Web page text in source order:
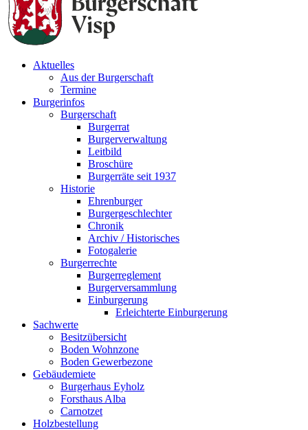
Aktuelles
Aus der Burgerschaft
Termine
Burgerinfos
Burgerschaft
Burgerrat
Burgerverwaltung
Leitbild
Broschüre
Burgerräte seit 1937
Historie
Ehrenburger
Burgergeschlechter
Chronik
Archiv / Historisches
Fotogalerie
Burgerrechte
Burgerreglement
Burgerversammlung
Einburgerung
Erleichterte Einburgerung
Sachwerte
Besitzübersicht
Boden Wohnzone
Boden Gewerbezone
Gebäudemiete
Burgerhaus Eyholz
Forsthaus Alba
Carnotzet
Holzbestellung